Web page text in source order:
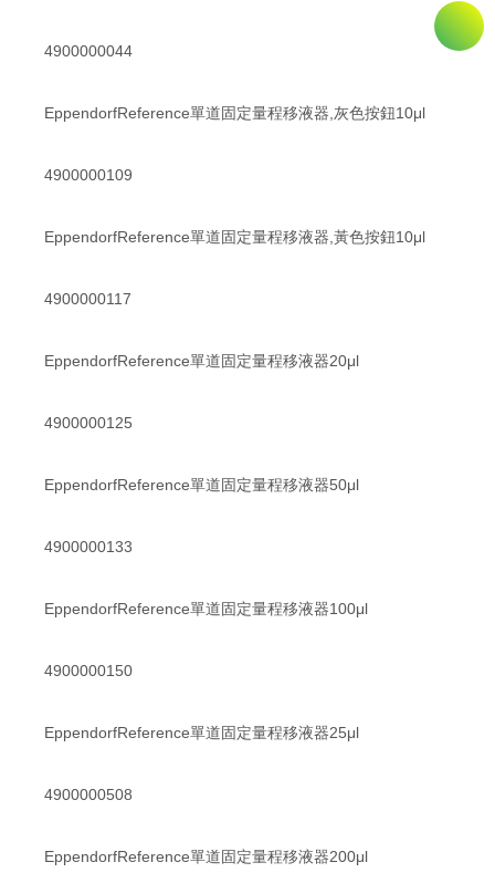
4900000044
EppendorfReference單道固定量程移液器,灰色按鈕10μl
4900000109
EppendorfReference單道固定量程移液器,黃色按鈕10μl
4900000117
EppendorfReference單道固定量程移液器20μl
4900000125
EppendorfReference單道固定量程移液器50μl
4900000133
EppendorfReference單道固定量程移液器100μl
4900000150
EppendorfReference單道固定量程移液器25μl
4900000508
EppendorfReference單道固定量程移液器200μl